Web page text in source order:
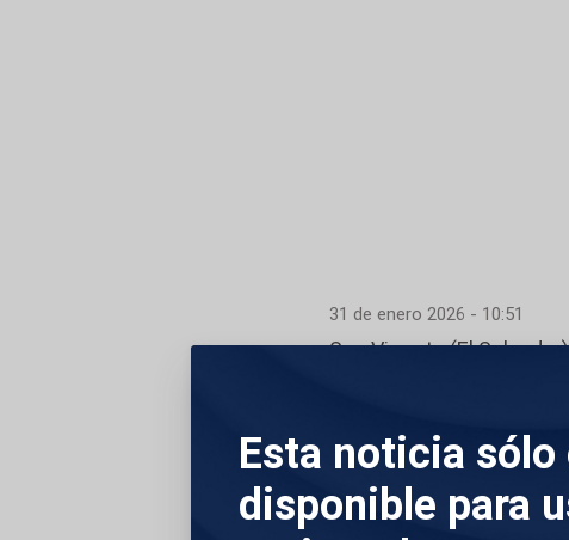
Esta noticia sólo
disponible para
31 de enero 2026 - 10:51
San Vicente (El Salvador)
Centro de
máxima seguridad
mega prisión